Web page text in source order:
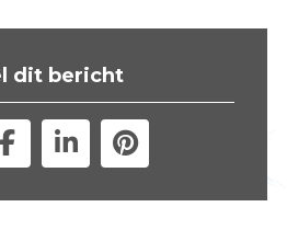
dit bericht